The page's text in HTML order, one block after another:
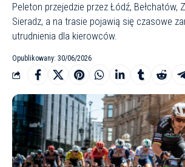
Peleton przejedzie przez Łódź, Bełchatów,
Sieradz, a na trasie pojawią się czasowe
utrudnienia dla kierowców.
Opublikowany: 30/06/2026